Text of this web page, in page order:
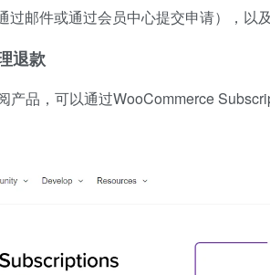
过邮件或通过会员中心提交申请），以
退款
产品，可以通过WooCommerce